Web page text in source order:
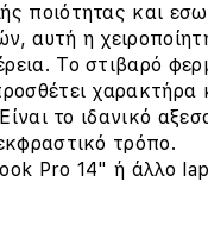
ποιότητας και
αυτή η
Το στιβαρό
το ιδανικό
τρόπο.
Pro 14" ή άλλο